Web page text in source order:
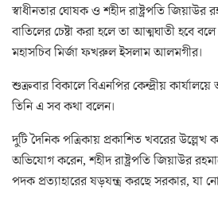
স্বাধীনতার ঘোষক ও শহীদ রাষ্ট্রপতি জিয়াউর
বাতিলের চেষ্টা করা হলে তা আত্মঘাতী হবে
মহাসচিব মির্জা ফখরুল ইসলাম আলমগীর।
শুক্রবার বিকালে বিএনপির কেন্দ্রীয়
তিনি এ সব কথা বলেন।
দুটি দৈনিক পত্রিকায় প্রকাশিত খবরের
অভিযোগ করেন, শহীদ রাষ্ট্রপতি জিয়াউর
পদক প্রত্যাহারের ষড়যন্ত্র করছে সরকার, যা